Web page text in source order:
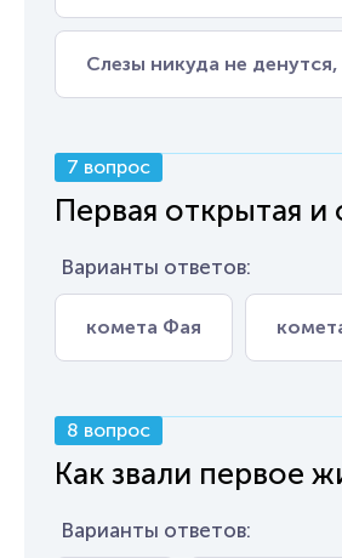
Слезы никуда не
7 вопрос
Первая открытая
Варианты ответов:
комета Фая
8 вопрос
Как звали первое
Варианты ответов: